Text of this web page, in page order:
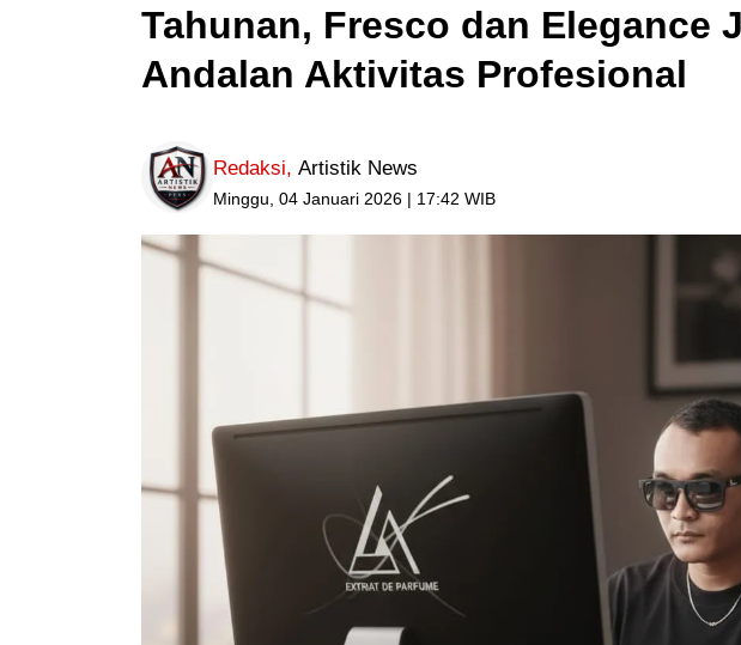
Tahunan, Fresco dan Elegance
Andalan Aktivitas Profesional
Redaksi, Artistik News
Minggu, 04 Januari 2026 | 17:42 WIB